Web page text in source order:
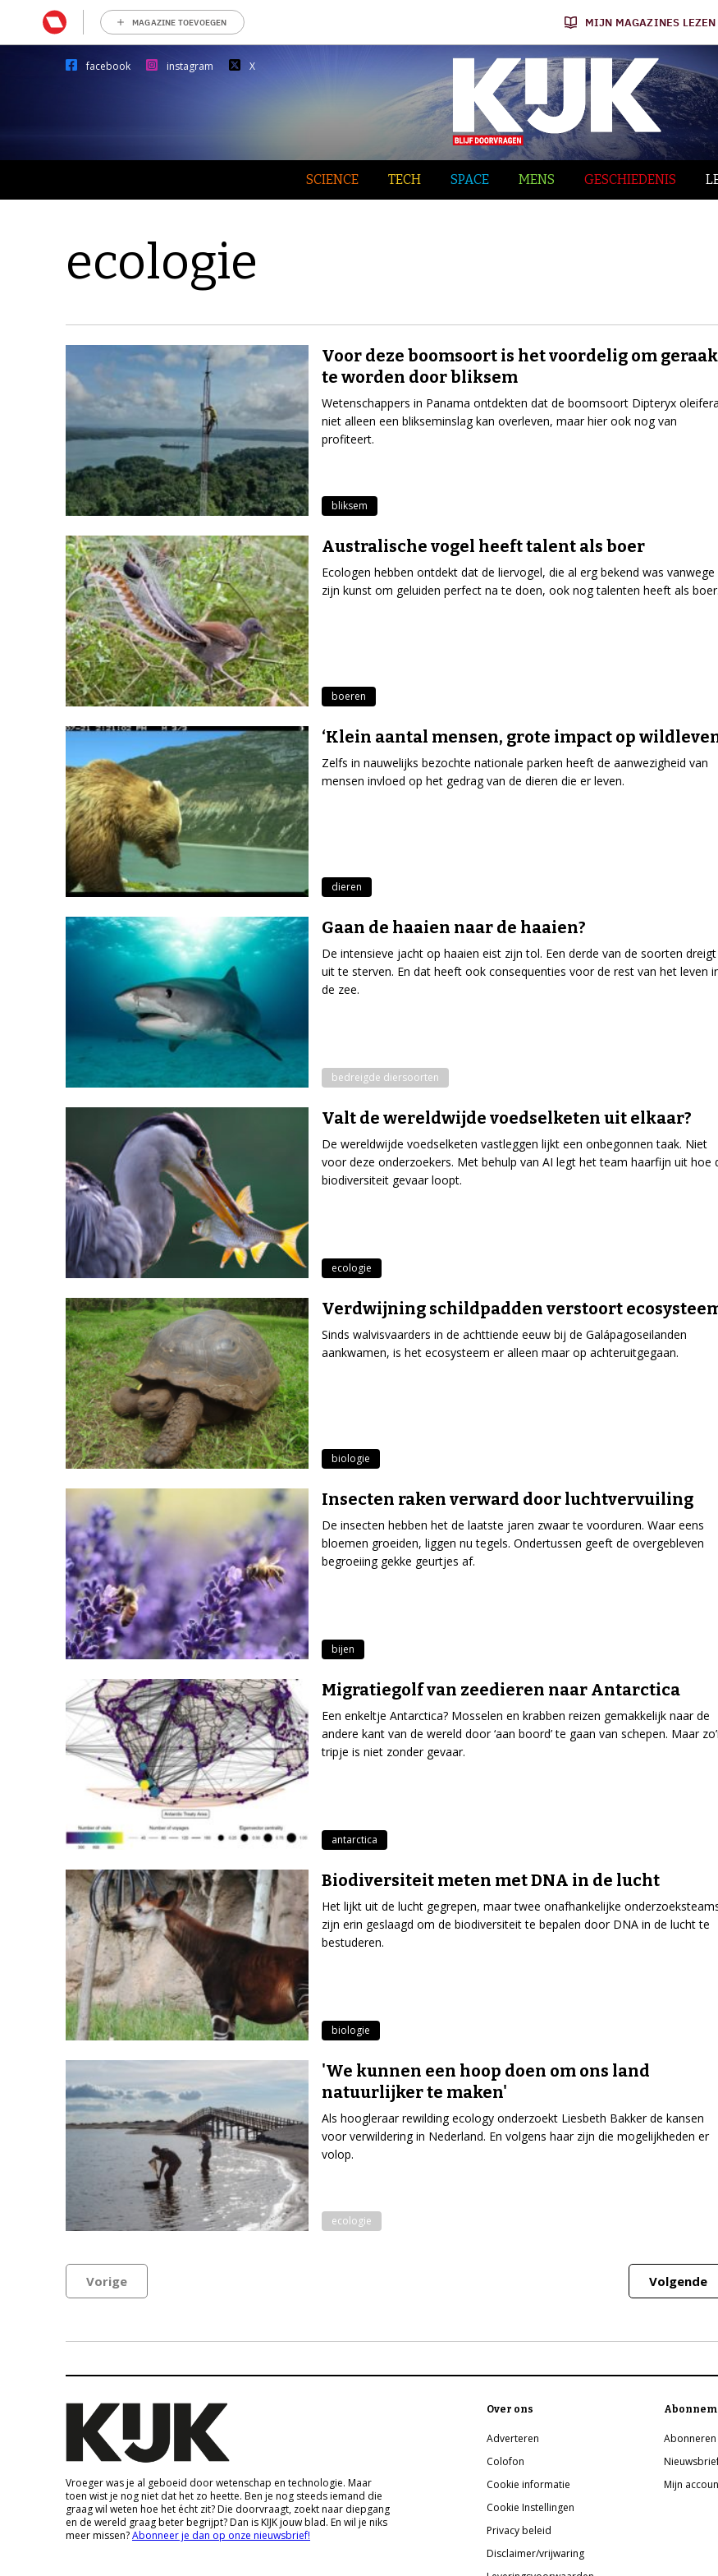
MAGAZINE TOEVOEGEN MIJN MAGAZINES LEZEN
facebook instagram X
SCIENCE TECH SPACE MENS GESCHIEDENIS
ecologie
Voor deze boomsoort is het voordelig om
te worden door bliksem
Wetenschappers in Panama ontdekten dat de boomsoort Dipteryx oleifera
niet alleen een blikseminslag kan overleven, maar hier ook nog van
profiteert.
bliksem
Australische vogel heeft talent als boer
Ecologen hebben ontdekt dat de liervogel, die al erg bekend was vanwege
zijn kunst om geluiden perfect na te doen, ook nog talenten heeft als boer.
boeren
‘Klein aantal mensen, grote impact op
Zelfs in nauwelijks bezochte nationale parken heeft de aanwezigheid van
mensen invloed op het gedrag van de dieren die er leven.
dieren
Gaan de haaien naar de haaien?
De intensieve jacht op haaien eist zijn tol. Een derde van de soorten dreigt
uit te sterven. En dat heeft ook consequenties voor de rest van het leven
de zee.
bedreigde diersoorten
Valt de wereldwijde voedselketen uit elkaar?
De wereldwijde voedselketen vastleggen lijkt een onbegonnen taak. Niet
voor deze onderzoekers. Met behulp van AI legt het team haarfijn uit hoe
biodiversiteit gevaar loopt.
ecologie
Verdwijning schildpadden verstoort
Sinds walvisvaarders in de achttiende eeuw bij de Galápagoseilanden
aankwamen, is het ecosysteem er alleen maar op achteruitgegaan.
biologie
Insecten raken verward door luchtvervuiling
De insecten hebben het de laatste jaren zwaar te voorduren. Waar eens
bloemen groeiden, liggen nu tegels. Ondertussen geeft de overgebleven
begroeiing gekke geurtjes af.
bijen
Migratiegolf van zeedieren naar Antarctica
Een enkeltje Antarctica? Mosselen en krabben reizen gemakkelijk naar de
andere kant van de wereld door ‘aan boord’ te gaan van schepen. Maar
tripje is niet zonder gevaar.
antarctica
Biodiversiteit meten met DNA in de lucht
Het lijkt uit de lucht gegrepen, maar twee onafhankelijke
zijn erin geslaagd om de biodiversiteit te bepalen door DNA in de lucht te
bestuderen.
biologie
'We kunnen een hoop doen om ons land
natuurlijker te maken'
Als hoogleraar rewilding ecology onderzoekt Liesbeth Bakker de kansen
voor verwildering in Nederland. En volgens haar zijn die mogelijkheden er
volop.
ecologie
Vorige Volgende
Vroeger was je al geboeid door wetenschap en technologie. Maar
toen wist je nog niet dat het zo heette. Ben je nog steeds iemand die
graag wil weten hoe het écht zit? Die doorvraagt, zoekt naar diepgang
en de wereld graag beter begrijpt? Dan is KIJK jouw blad. En wil je niks
meer missen?Abonneer je dan op onze nieuwsbrief!
Over ons
Adverteren
Colofon
Cookie informatie
Cookie Instellingen
Privacy beleid
Disclaimer/vrijwaring
Abonneren
Mijn